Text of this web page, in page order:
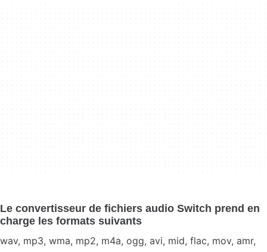
Le convertisseur de fichiers audio Switch prend en
charge les formats suivants
wav, mp3, wma, mp2, m4a, ogg, avi, mid, flac, mov, amr,